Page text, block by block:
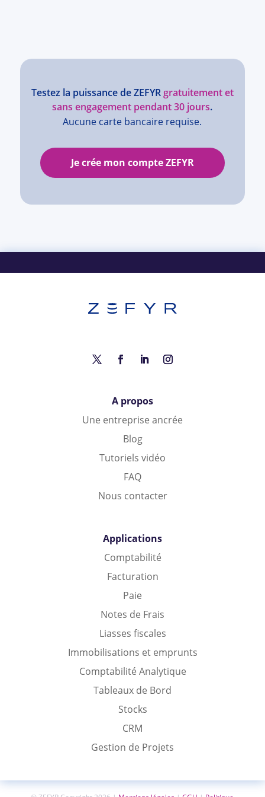
Testez la puissance de ZEFYR gratuitement et
sans engagement pendant 30 jours.
Aucune carte bancaire requise.
Je crée mon compte ZEFYR
A propos
Une entreprise ancrée
Blog
Tutoriels vidéo
FAQ
Nous contacter
Applications
Comptabilité
Facturation
Paie
Notes de Frais
Liasses fiscales
Immobilisations et emprunts
Comptabilité Analytique
Tableaux de Bord
Stocks
CRM
Gestion de Projets